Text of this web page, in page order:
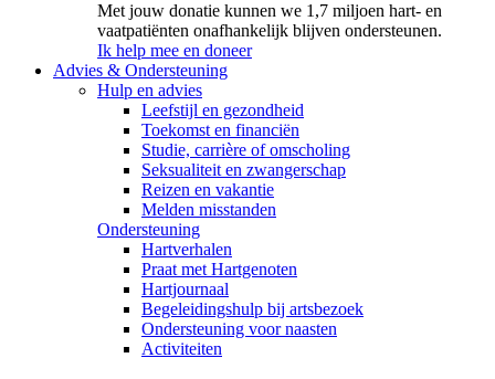
Met jouw donatie kunnen we 1,7 miljoen hart- en
vaatpatiënten onafhankelijk blijven ondersteunen.
Ik help mee en doneer
Advies & Ondersteuning
Hulp en advies
Leefstijl en gezondheid
Toekomst en financiën
Studie, carrière of omscholing
Seksualiteit en zwangerschap
Reizen en vakantie
Melden misstanden
Ondersteuning
Hartverhalen
Praat met Hartgenoten
Hartjournaal
Begeleidingshulp bij artsbezoek
Ondersteuning voor naasten
Activiteiten